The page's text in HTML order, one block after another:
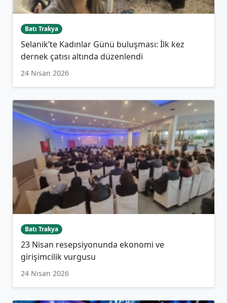
Batı Trakya
Selanik’te Kadınlar Günü buluşması: İlk kez
dernek çatısı altında düzenlendi
24 Nisan 2026
Batı Trakya
23 Nisan resepsiyonunda ekonomi ve
girişimcilik vurgusu
24 Nisan 2026